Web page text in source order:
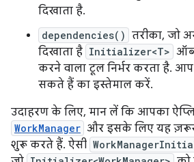
दिखाता है.
dependencies() तरीका, जो
दिखाता है Initializer<T>
करने वाला टूल निर्भर करता है.
सकते हैं का इस्तेमाल करें.
उदाहरण के लिए, मान लें कि आपका
WorkManager और इसके लिए यह ज़रूरी
शुरू करते हैं. ऐसी